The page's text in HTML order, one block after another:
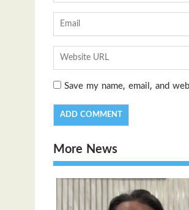
Save my name, email, and
More News